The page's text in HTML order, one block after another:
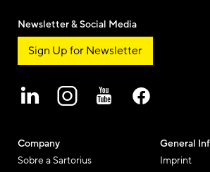
Company
Sobre a Sartorius
General
Imprint
Newsletter & Social Media
Sign Up for Newsletter